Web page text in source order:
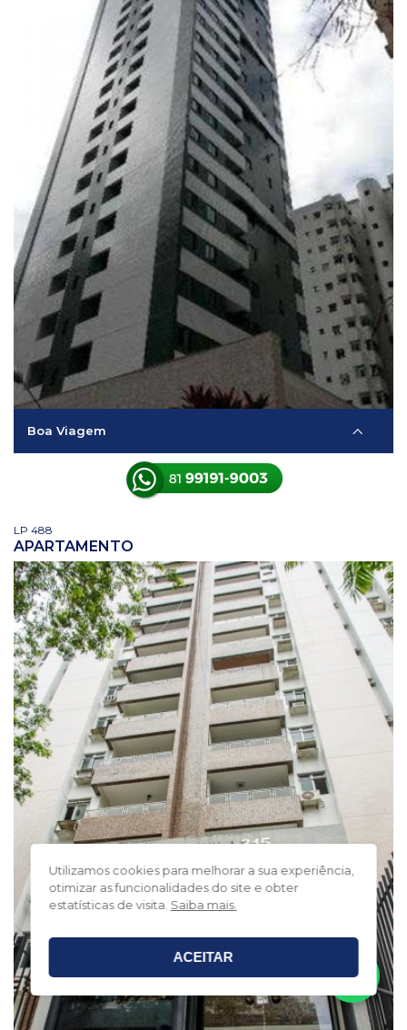
Boa Viagem
LP 488
APARTAMENTO
Utilizamos cookies para melhorar a sua experiência,
otimizar as funcionalidades do site e obter
estatísticas de visita. Saiba mais.
ACEITAR